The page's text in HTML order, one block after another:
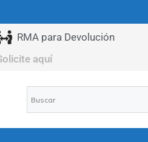
RMA para Devolución
aquí